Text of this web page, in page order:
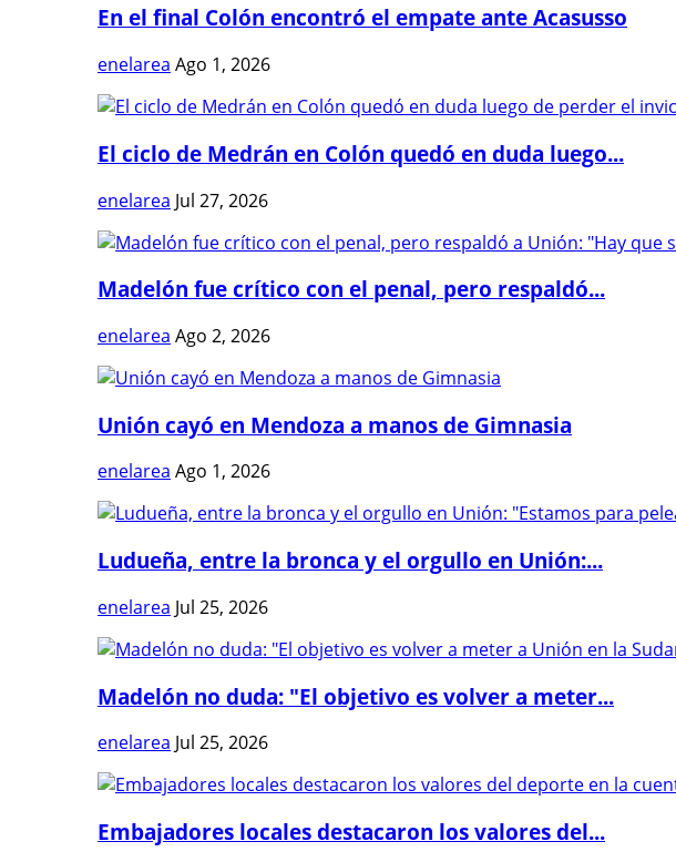
En el final Colón encontró el empate ante Acasusso
enelarea Ago 1, 2026
El ciclo de Medrán en Colón quedó en duda luego...
enelarea Jul 27, 2026
Madelón fue crítico con el penal, pero respaldó...
enelarea Ago 2, 2026
Unión cayó en Mendoza a manos de Gimnasia
enelarea Ago 1, 2026
Ludueña, entre la bronca y el orgullo en Unión:...
enelarea Jul 25, 2026
Madelón no duda: "El objetivo es volver a meter...
enelarea Jul 25, 2026
Embajadores locales destacaron los valores del...